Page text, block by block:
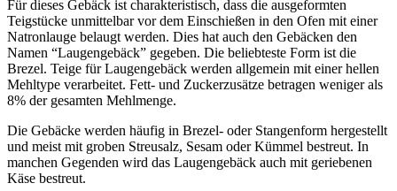
Für dieses Gebäck ist charakteristisch, dass die ausgeformten
Teigstücke unmittelbar vor dem Einschießen in den Ofen mit einer
Natronlauge belaugt werden. Dies hat auch den Gebäcken den
Namen “Laugengebäck” gegeben. Die beliebteste Form ist die
Brezel. Teige für Laugengebäck werden allgemein mit einer hellen
Mehltype verarbeitet. Fett- und Zuckerzusätze betragen weniger als
8% der gesamten Mehlmenge.
Die Gebäcke werden häufig in Brezel- oder Stangenform hergestellt
und meist mit groben Streusalz, Sesam oder Kümmel bestreut. In
manchen Gegenden wird das Laugengebäck auch mit geriebenen
Käse bestreut.